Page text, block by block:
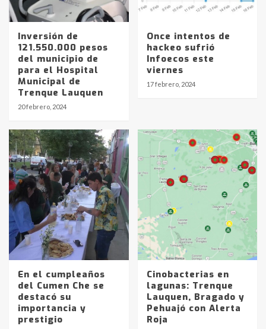
Inversión de
121.550.000 pesos
del municipio de
para el Hospital
Municipal de
Trenque Lauquen
20 febrero, 2024
Once intentos de
hackeo sufrió
Infoecos este
viernes
17 febrero, 2024
En el cumpleaños
del Cumen Che se
destacó su
importancia y
prestigio
Cinobacterias en
lagunas: Trenque
Lauquen, Bragado y
Pehuajó con Alerta
Roja
Identidad de los adolescentes
pampeanos que fueron
4
Accidente en Ruta 5: falleció un
joven de Trenque Lauquen
Los precios de los combustibles en
La Pampa, desde YPF hasta Axion
entre 857 a 1338 pesos
6
La Bolsa de Cereales de Bahía
Blanca anticipa que Agosto vendrá
con lluvias y heladas, en gran parte